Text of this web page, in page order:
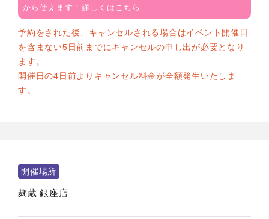
から使えます！詳しくはこちら
予約をされた後、キャンセルされる場合はイベント開催日
を含まない5日前までにキャンセルの申し出が必要となり
ます。
開催日の4日前よりキャンセル料金が全額発生いたしま
す。
開催場所
麹蔵 銀座店